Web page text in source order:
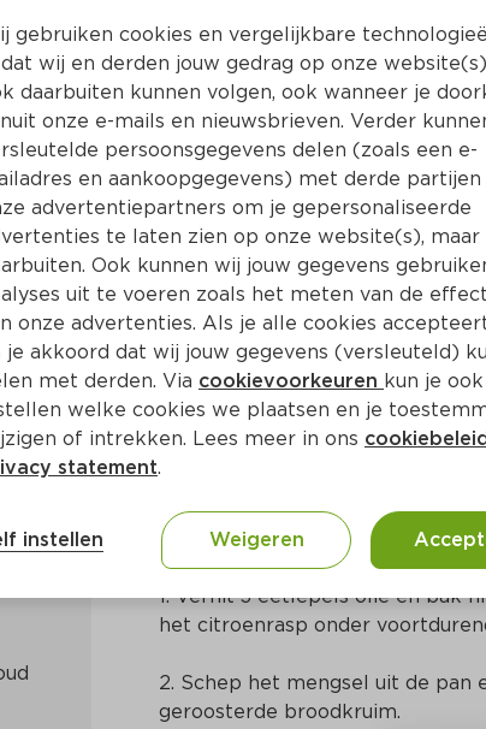
geroosterd
20 Min Mediterraans
Bereidingswijze
1. Verhit 3 eetlepels olie en bak
het citroenrasp onder
2. Schep het mengsel uit de
geroosterde broodkruim.
gebruiken cookies en vergelijkbare
wij en derden jouw gedrag op onze
daarbuiten kunnen volgen, ook wanneer je
onze e-mails en nieuwsbrieven. Verder
persoonsgegevens delen (zoals een e-
en aankoopgegevens) met derde partijen
advertentiepartners om je gepersonaliseerde
te laten zien op onze website(s), maar
Ook kunnen wij jouw gegevens
uit te voeren zoals het meten van de
onze advertenties. Als je alle cookies
je akkoord dat wij jouw gegevens (versleuteld)
met derden. Via cookievoorkeuren kun je
welke cookies we plaatsen en je
of intrekken. Lees meer in ons
statement.
instellen Weigeren